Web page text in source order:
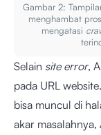
Gambar 2:
menghambat
mengatasi
Selain site error,
pada URL
bisa muncul di
akar